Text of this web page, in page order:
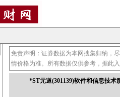
免责声明：证券数据为本网搜集归纳，
情价格为准。所有数据仅供参考，据此入
*ST元道(301139)软件和信息技术